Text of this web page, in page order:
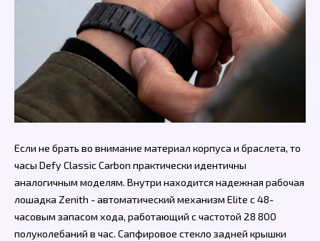
Если не брать во внимание материал корпуса и браслета, то
часы Defy Classic Carbon практически идентичны
аналогичным моделям. Внутри находится надежная рабочая
лошадка Zenith - автоматический механизм Elite с 48-
часовым запасом хода, работающий с частотой 28 800
полуколебаний в час. Сапфировое стекло задней крышки